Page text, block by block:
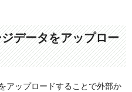
データをアップロー
アップロードすることで外部か